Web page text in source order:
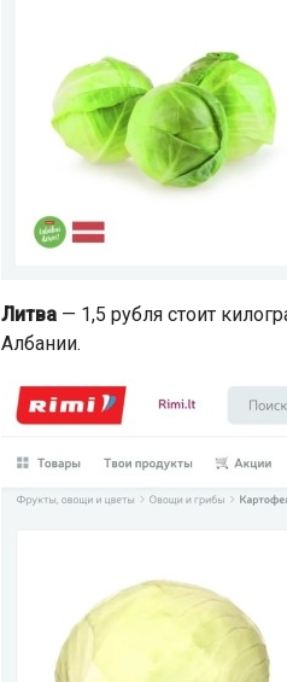
Литва — 1,5 рубля стоит
Албании.